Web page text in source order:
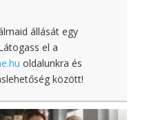
állását egy
el a
oldalunkra és
között!